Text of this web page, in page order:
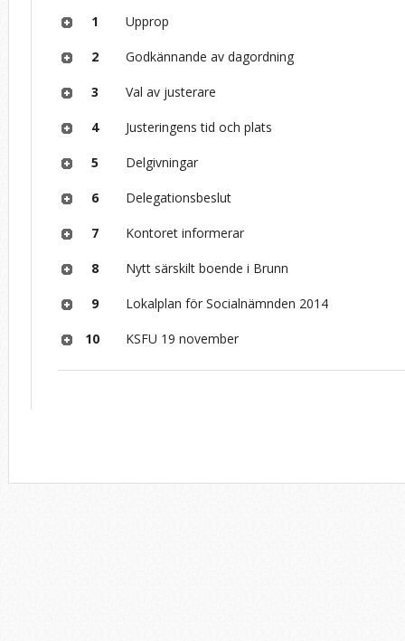
1
Upprop
2 Godkännande av dagordning
3 Val av justerare
4 Justeringens tid och plats
5 Delgivningar
6 Delegationsbeslut
7 Kontoret informerar
8 Nytt särskilt boende i Brunn
9 Lokalplan för Socialnämnden 2014
10 KSFU 19 november